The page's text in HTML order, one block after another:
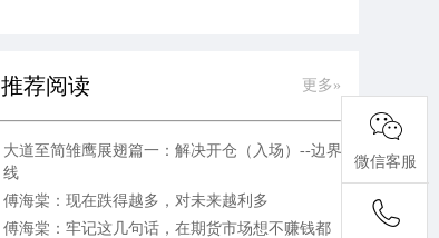
推荐阅读 更多»
大道至简雏鹰展翅篇一：解决开仓（入场）--边界
线
傅海棠：现在跌得越多，对未来越利多
傅海棠：牢记这几句话，在期货市场想不赚钱都
微信客服